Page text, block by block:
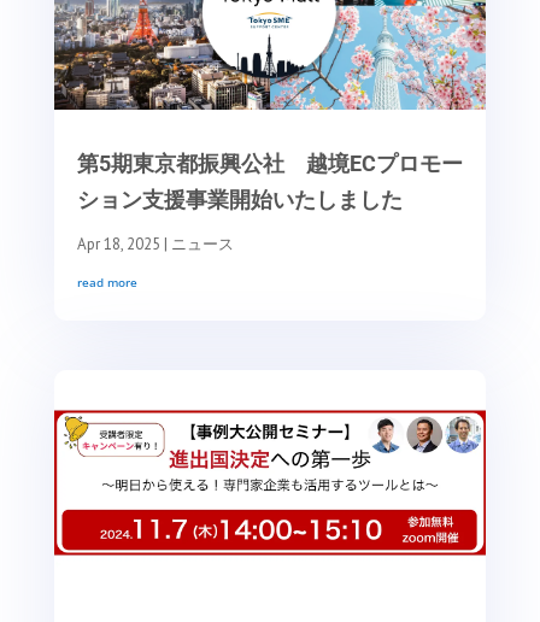
第5期東京都振興公社 越境ECプロモー
ション支援事業開始いたしました
Apr 18, 2025 | ニュース
read more